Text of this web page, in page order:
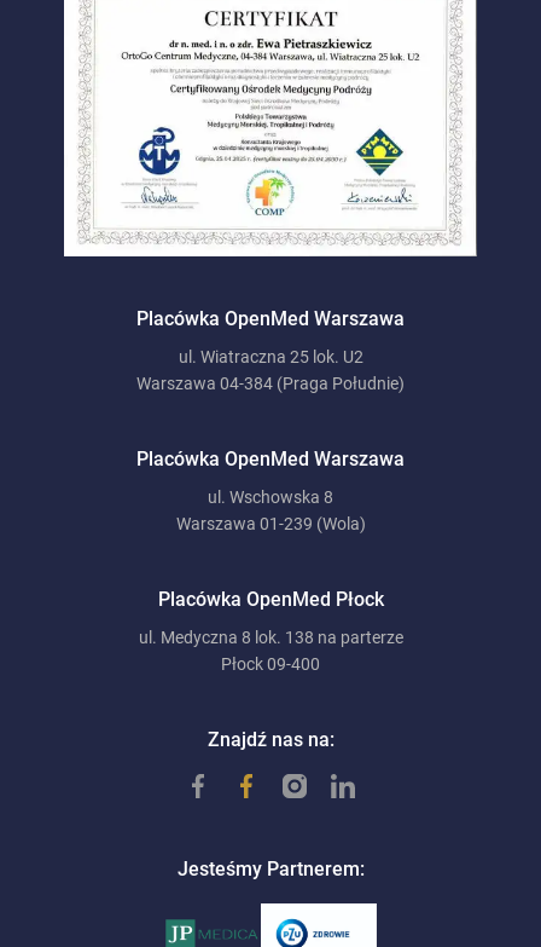
Placówka OpenMed Warszawa
ul. Wiatraczna 25 lok. U2
Warszawa 04-384 (Praga Południe)
Placówka OpenMed Warszawa
ul. Wschowska 8
Warszawa 01-239 (Wola)
Placówka OpenMed Płock
ul. Medyczna 8 lok. 138 na parterze
Płock 09-400
Znajdź nas na:
Jesteśmy Partnerem: